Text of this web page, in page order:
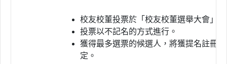
校友校董投票於「校友校董選舉大會」
投票以不記名的方式進行。
獲得最多選票的候選人，將獲提名註冊
定。